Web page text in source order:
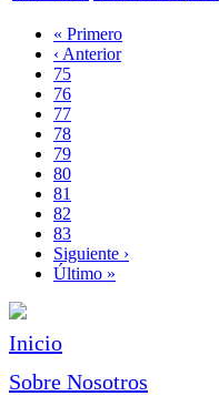
Paginación
Primera
página
« Primero
Página
anterior
‹ Anterior
Page
75
Page
76
Page
77
Page
78
Página
actual
79
Page
80
Page
81
Page
82
Page
83
Siguiente
página
Siguiente ›
Última
Último »
Inicio
Sobre Nosotros